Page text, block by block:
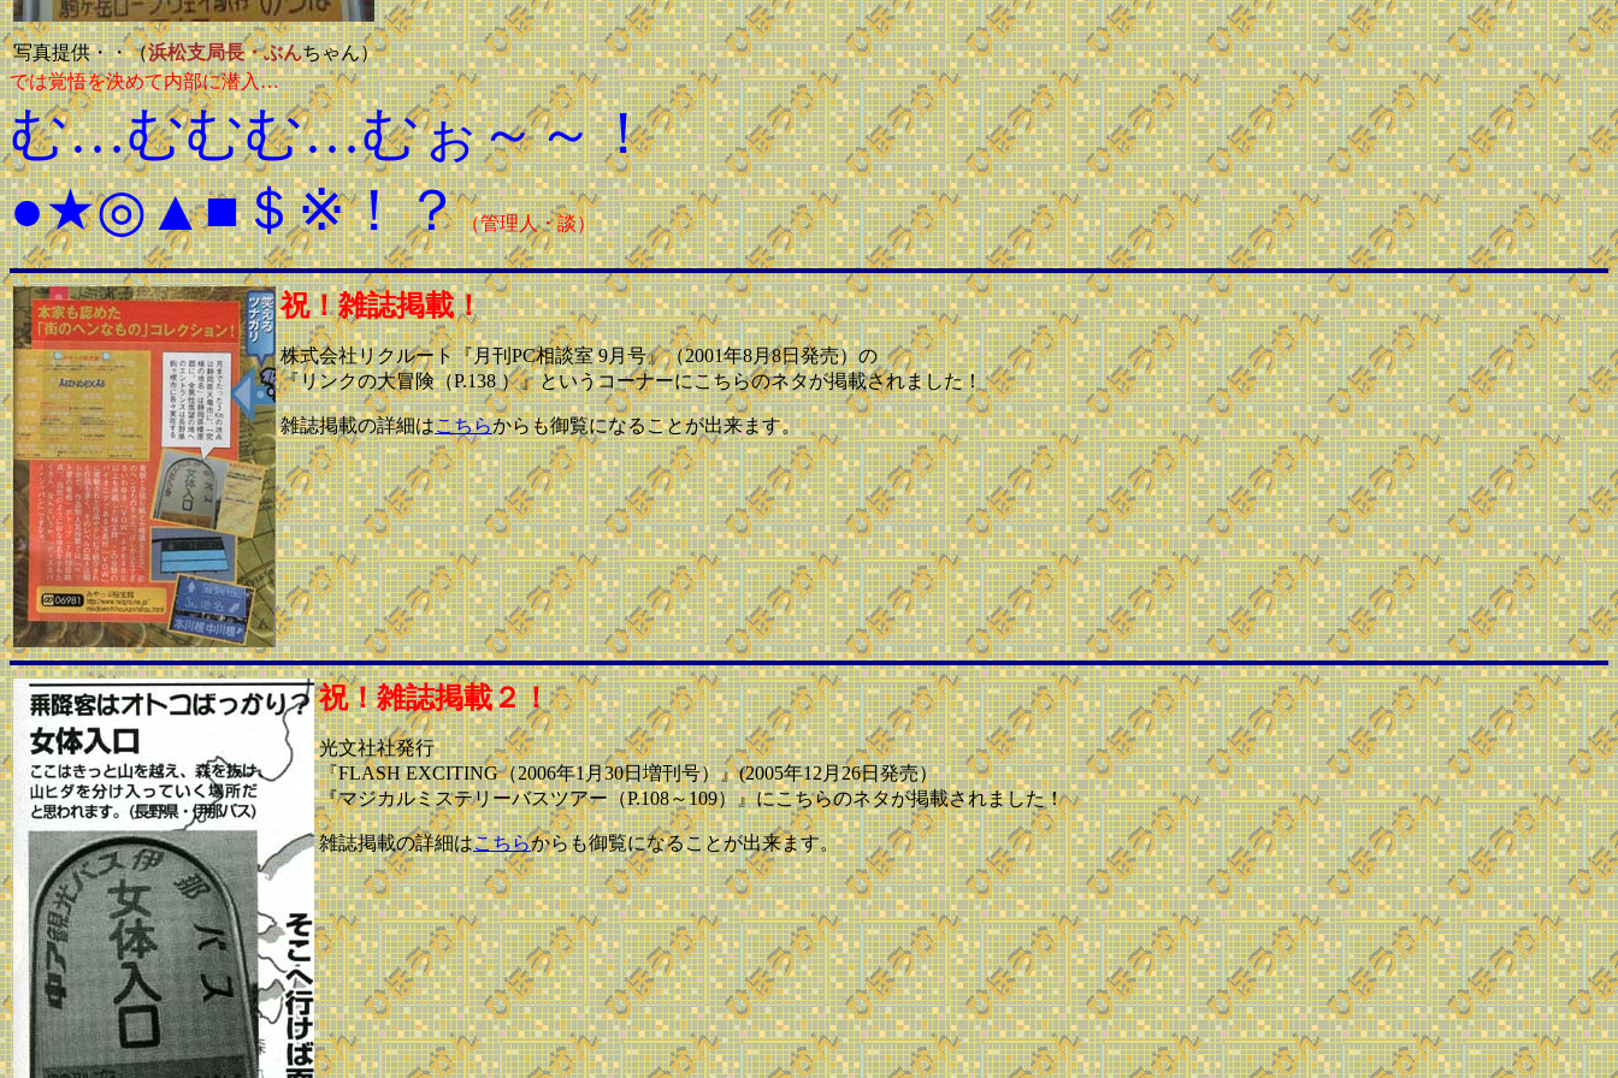
写真提供・・（浜松支局長・ぶんちゃん）
では覚悟を決めて内部に潜入…
む…むむむ…むぉ～～！
●★◎▲■＄※！？（管理人・談）
祝！雑誌掲載！
株式会社リクルート『月刊PC相談室 9月号』（2001年8月8日発売）の
『リンクの大冒険（P.138 ）』というコーナーにこちらのネタが掲載されました！
雑誌掲載の詳細はこちらからも御覧になることが出来ます。
祝！雑誌掲載２！
光文社社発行
『FLASH EXCITING（2006年1月30日増刊号）』(2005年12月26日発売）
『マジカルミステリーバスツアー（P.108～109）』にこちらのネタが掲載されました！
雑誌掲載の詳細はこちらからも御覧になることが出来ます。